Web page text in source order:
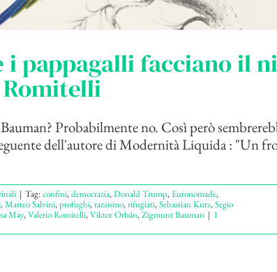
i pappagalli facciano il
Probabilmente no. Così però
dell'autore di Modernità Liquida : "Un
| Tag:confini,democrazia,Donald Trump,Euronomade,
,Matteo Salvini,profughi,razzismo,rifugiati,Sebastian Kurz,Segio
May,Valerio Romitelli,Viktor Orbán,Zigmunt Bauman | 1